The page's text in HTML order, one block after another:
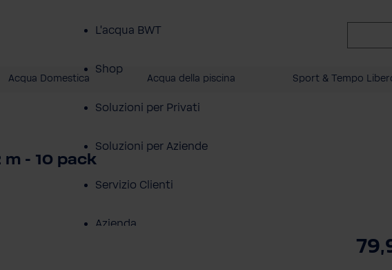
L'acqua BWT
Shop
Soluzioni per Privati
Soluzioni per Aziende
Servizio Clienti
Azienda
Acqua Domestica Acqua della piscina Sport & Tempo
- 10 pack